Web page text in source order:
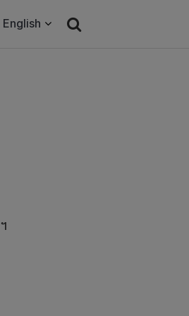
English
។